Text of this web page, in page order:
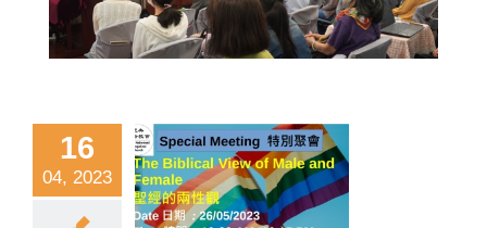
16
04, 2023